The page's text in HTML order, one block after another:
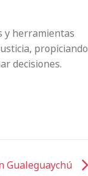
y herramientas
propiciando
decisiones.
Gualeguaychú